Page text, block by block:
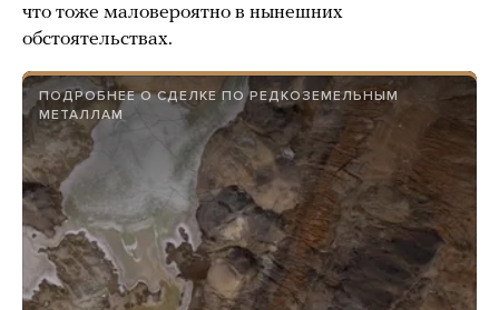
что тоже маловероятно в нынешних
обстоятельствах.
ПОДРОБНЕЕ О СДЕЛКЕ ПО РЕДКОЗЕМЕЛЬНЫМ
МЕТАЛЛАМ